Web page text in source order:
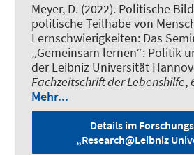
Meyer, D. (2022). Politische
politische Teilhabe von
Lernschwierigkeiten: Das
„Gemeinsam lernen“: Politik
der Leibniz Universität
Fachzeitschrift der Lebenshilfe,
Mehr...
Details im
„Research@Leibniz